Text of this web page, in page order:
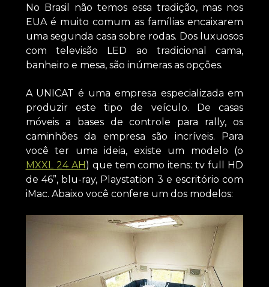
No Brasil não temos essa tradição, mas nos
EUA é muito comum as famílias encaixarem
uma segunda casa sobre rodas. Dos luxuosos
com televisão LED ao tradicional cama,
banheiro e mesa, são inúmeras as opções.
A UNICAT é uma empresa especializada em
produzir este tipo de veículo. De casas
móveis a bases de controle para rally, os
caminhões da empresa são incríveis. Para
você ter uma ideia, existe um modelo (o
MXXL 24 AH) que tem como itens: tv full HD
de 46”, blu-ray, Playstation 3 e escritório com
iMac. Abaixo você confere um dos modelos: